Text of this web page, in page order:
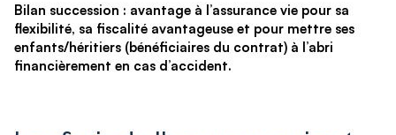
Bilan succession : avantage à l’assurance vie pour sa
flexibilité, sa fiscalité avantageuse et pour mettre ses
enfants/héritiers (bénéficiaires du contrat) à l’abri
financièrement en cas d’accident.